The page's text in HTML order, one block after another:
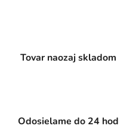
Tovar naozaj skladom
Odosielame do 24 hod